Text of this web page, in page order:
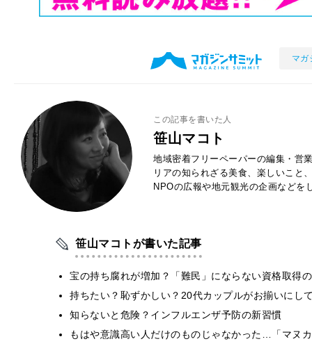
マガ
この記事を書いた人
笹山マコト
地域密着フリーペーパーの編集・営
リアの知られざる美食、楽しいこと
NPOの広報や地元観光の企画などを
笹山マコトが書いた記事
宝の持ち腐れが増加？「難民」にならない資格取得
持ちたい？恥ずかしい？20代カップルがお揃いにし
知らないと危険？インフルエンザ予防の新習慣
もはや意識高い人だけのものじゃなかった…「マヌ